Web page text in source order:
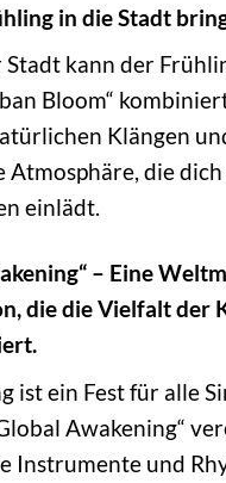
in die Stadt
kann der
Bloom“
Klängen
die dich
einlädt.
– Eine
die die Vielfalt der
ist ein Fest für alle
Awakening“
Instrumente und